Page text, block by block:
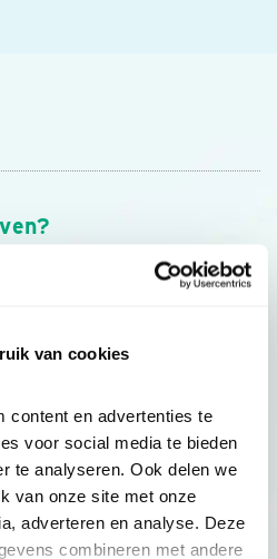
van cookies
content en advertenties te
voor social media te bieden
te analyseren. Ook delen we
van onze site met onze
adverteren en analyse. Deze
combineren met andere
inspiratie, acties en tips
van Vogelbescherming.